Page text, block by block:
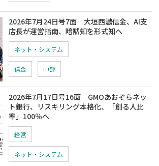
2026年7月24日号7面 大垣西濃信金、AI支
店長が運営指南、暗黙知を形式知へ
ネット・システム
信金 中部
2026年7月17日号16面 GMOあおぞらネッ
ト銀行、リスキリング本格化、「創る人比
率」100％へ
経営
ネット・システム